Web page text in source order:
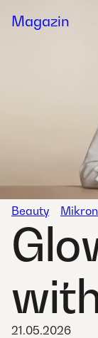
Magazin
Beauty
21.05.2026